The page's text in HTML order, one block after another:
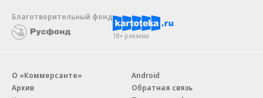
Благотворительный фонд
18+ реклама
О «Коммерсанте»
Архив
Android
Обратная связь